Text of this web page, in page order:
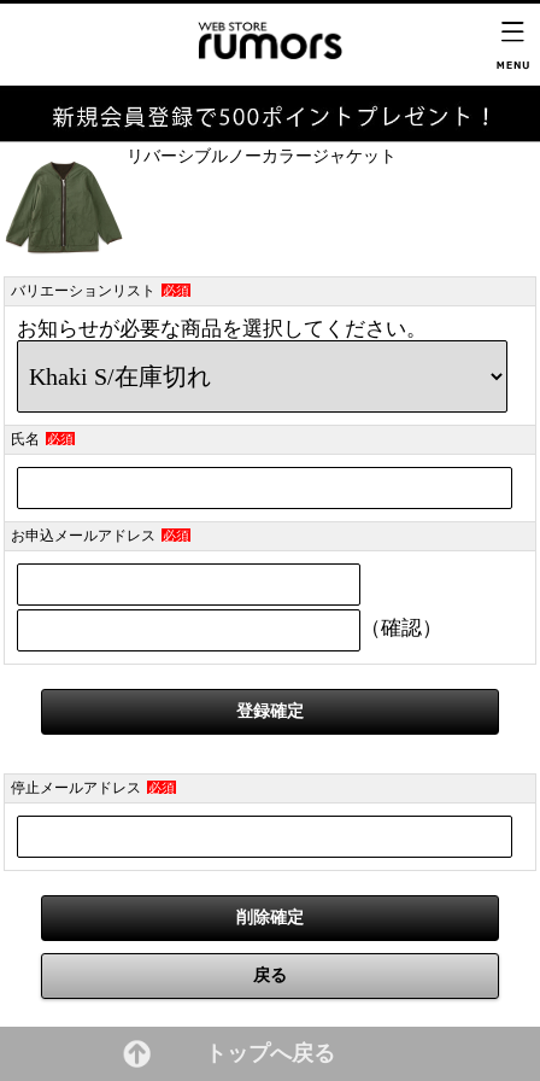
リバーシブルノーカラージャケット
バリエーションリスト 必須
お知らせが必要な商品を選択してください。
氏名 必須
お申込メールアドレス 必須
（確認）
停止メールアドレス 必須
トップへ戻る